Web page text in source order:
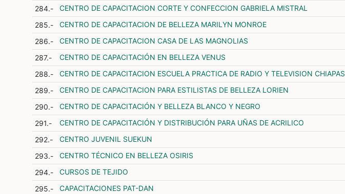
284.-
CENTRO DE CAPACITACION CORTE Y CONFECCION GABRIELA MISTRAL
285.-
CENTRO DE CAPACITACION DE BELLEZA MARILYN MONROE
286.-
CENTRO DE CAPACITACION CASA DE LAS MAGNOLIAS
287.-
CENTRO DE CAPACITACIÓN EN BELLEZA VENUS
288.-
CENTRO DE CAPACITACION ESCUELA PRACTICA DE RADIO Y TELEVISION CHIAPAS
289.-
CENTRO DE CAPACITACION PARA ESTILISTAS DE BELLEZA LORIEN
290.-
CENTRO DE CAPACITACIÓN Y BELLEZA BLANCO Y NEGRO
291.-
CENTRO DE CAPACITACIÓN Y DISTRIBUCIÓN PARA UÑAS DE ACRILICO
292.-
CENTRO JUVENIL SUEKUN
293.-
CENTRO TÉCNICO EN BELLEZA OSIRIS
294.-
CURSOS DE TEJIDO
295.-
CAPACITACIONES PAT-DAN